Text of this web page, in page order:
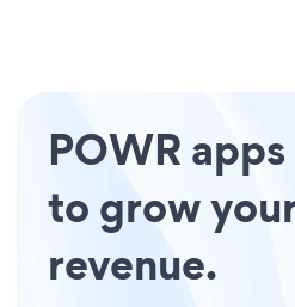
POWR
to grow
revenue.